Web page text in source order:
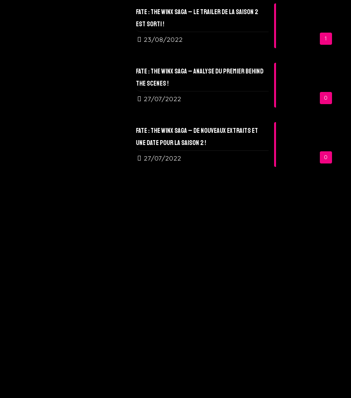
1
Fate : The Winx Saga – Le Trailer de la Saison 2
est sorti !
23/08/2022
0
Fate : The Winx Saga – Analyse du Premier Behind
The Scenes !
27/07/2022
0
Fate : The Winx Saga – De nouveaux extraits et
une date pour la Saison 2 !
27/07/2022